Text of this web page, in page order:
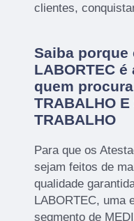
clientes,
Saiba porque
LABORTEC
quem
TRABALHO E
TRABALHO
Para que os
sejam feitos de
qualidade
LABORTEC, uma
segmento de